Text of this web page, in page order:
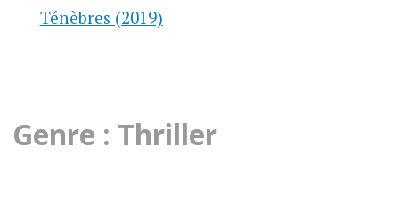
Ténèbres (2019)
Genre : Thriller